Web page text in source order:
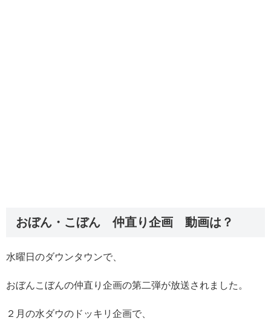
おぼん・こぼん 仲直り企画 動画は？
水曜日のダウンタウンで、
おぼんこぼんの仲直り企画の第二弾が放送されました。
２月の水ダウのドッキリ企画で、